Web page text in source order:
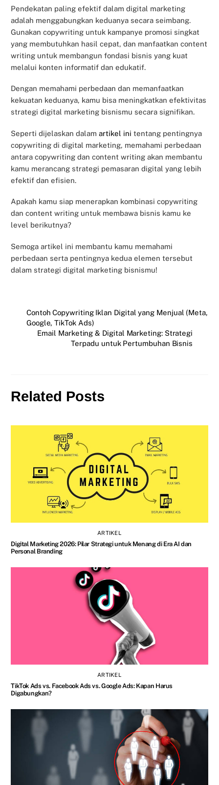
Pendekatan paling efektif dalam digital marketing
adalah menggabungkan keduanya secara seimbang.
Gunakan copywriting untuk kampanye promosi singkat
yang membutuhkan hasil cepat, dan manfaatkan content
writing untuk membangun fondasi bisnis yang kuat
melalui konten informatif dan edukatif.
Dengan memahami perbedaan dan memanfaatkan
kekuatan keduanya, kamu bisa meningkatkan efektivitas
strategi digital marketing bisnismu secara signifikan.
Seperti dijelaskan dalamartikel ini tentang pentingnya
copywriting di digital marketing, memahami perbedaan
antara copywriting dan content writing akan membantu
kamu merancang strategi pemasaran digital yang lebih
efektif dan efisien.
Apakah kamu siap menerapkan kombinasi copywriting
dan content writing untuk membawa bisnis kamu ke
level berikutnya?
Semoga artikel ini membantu kamu memahami
perbedaan serta pentingnya kedua elemen tersebut
dalam strategi digital marketing bisnismu!
Contoh Copywriting Iklan Digital yang Menjual (Meta,
Google, TikTok Ads)
Email Marketing & Digital Marketing: Strategi
Terpadu untuk Pertumbuhan Bisnis
Related Posts
ARTIKEL
Digital Marketing 2026: Pilar Strategi untuk Menang di Era AI dan
Personal Branding
ARTIKEL
TikTok Ads vs. Facebook Ads vs. Google Ads: Kapan Harus
Digabungkan?